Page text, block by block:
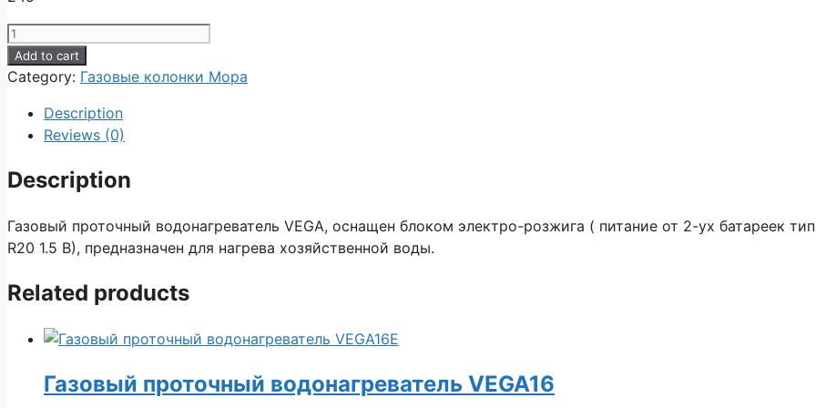
Газовый
проточный
водонагреватель
quantity
Add to cart
Category: Газовые колонки Мора
Description
Reviews (0)
Description
Газовый проточный водонагреватель VEGA, оснащен блоком электро-розжига ( питание от 2-ух батареек
R20 1.5 В), предназначен для нагрева хозяйственной воды.
Related products
Газовый проточный водонагреватель VEGA16